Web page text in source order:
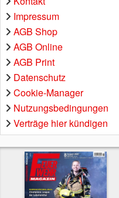
Impressum
AGB Shop
AGB Online
AGB Print
Datenschutz
Cookie-Manager
Nutzungsbedingungen
Verträge hier kündigen